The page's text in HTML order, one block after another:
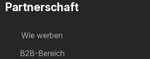
Partnerschaft
Wie werben
B2B-Bereich